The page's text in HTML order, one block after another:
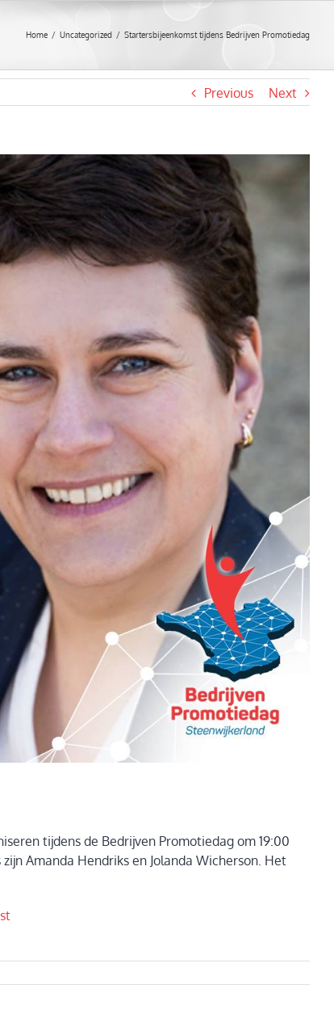
Home / Uncategorized / Startersbijeenkomst tijdens Bedrijven Promotiedag
Previous Next
tijdens de Bedrijven Promotiedag om 19:00
Amanda Hendriks en Jolanda Wicherson. Het